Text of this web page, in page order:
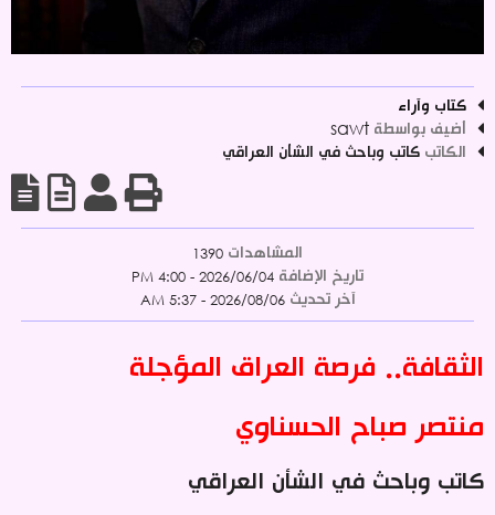
كتاب وآراء
أضيف بواسطة
الكاتب كاتب وباحث في الشأن العراقي
المشاهدات 1390
تاريخ الإضافة 2026/06/04 - 4:00 PM
آخر تحديث 2026/08/06 - 5:37 AM
الثقافة.. فرصة العراق المؤجلة
منتصر صباح الحسناوي
كاتب وباحث في الشأن العراقي